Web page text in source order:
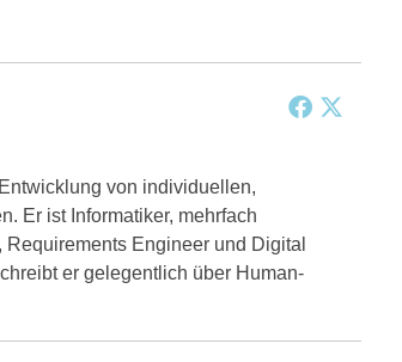
von individuellen,
Er ist Informatiker, mehrfach
Engineer und Digital
er gelegentlich über Human-